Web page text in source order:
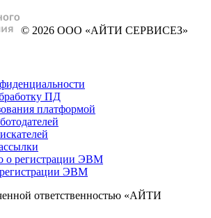
© 2026 ООО «АЙТИ СЕРВИСЕЗ»
ПД
платформой
о регистрации ЭВМ
ЭВМ
ответственностью «АЙТИ